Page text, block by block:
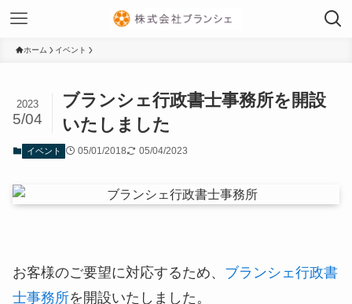
ホーム イベント
ブランシェ行政書士事務所を開設
いたしました
2023
5/04
イベント 05/01/2018 05/04/2023
お客様のご要望に対応するため、 ブランシェ行政書
士事務所を開設いたしました。